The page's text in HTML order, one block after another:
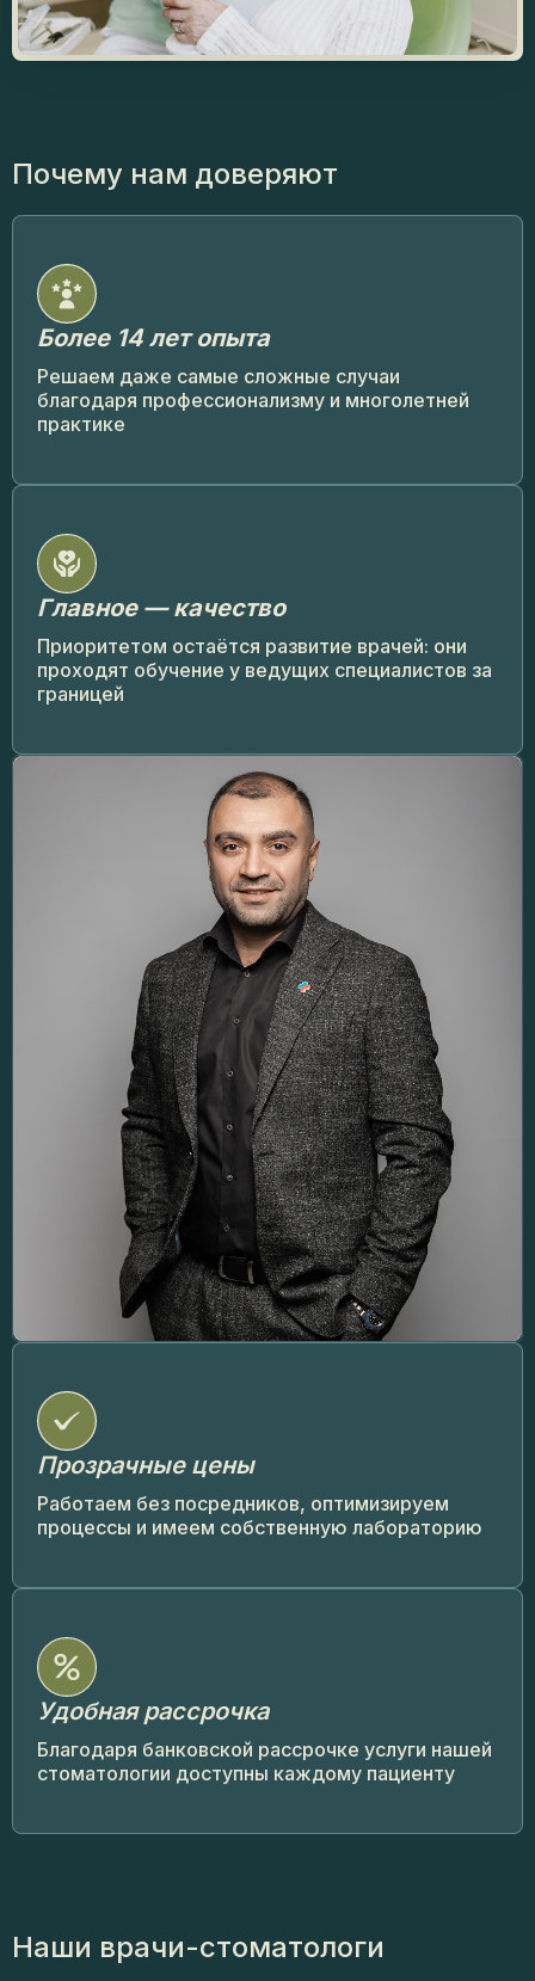
Почему нам доверяют
Более 14 лет опыта
Решаем даже самые сложные случаи
благодаря профессионализму и многолетней
практике
Главное — качество
Приоритетом остаётся развитие врачей: они
проходят обучение у ведущих специалистов за
границей
Прозрачные цены
Работаем без посредников, оптимизируем
процессы и имеем собственную лабораторию
Удобная рассрочка
Благодаря банковской рассрочке услуги нашей
стоматологии доступны каждому пациенту
Наши врачи-стоматологи